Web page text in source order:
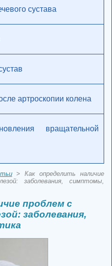
сустава
артроскопии колена
вращательной
> Как определить наличие
заболевания, симптомы,
проблем с
заболевания,